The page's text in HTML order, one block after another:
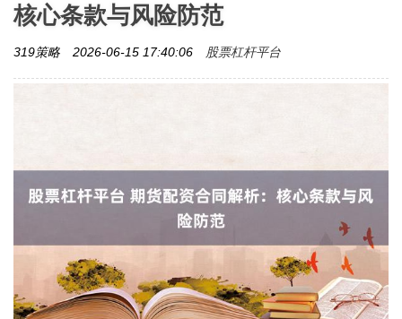
核心条款与风险防范
319策略 2026-06-15 17:40:06 股票杠杆平台